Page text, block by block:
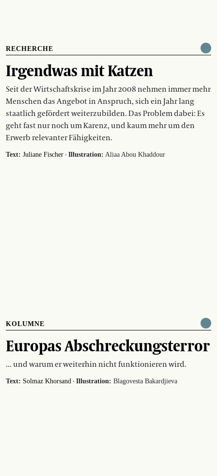
RECHERCHE
Irgendwas mit Katzen
Seit der Wirtschaftskrise im Jahr 2008 nehmen immer mehr
Menschen das Angebot in Anspruch, sich ein Jahr lang
staatlich gefördert weiterzubilden. Das Problem dabei: Es
geht fast nur noch um Karenz, und kaum mehr um den
Erwerb relevanter Fähigkeiten.
Text: Juliane Fischer · Illustration: Aliaa Abou Khaddour
KOLUMNE
Europas Abschreckungsterror
... und warum er weiterhin nicht funktionieren wird.
Text: Solmaz Khorsand · Illustration: Blagovesta Bakardjieva